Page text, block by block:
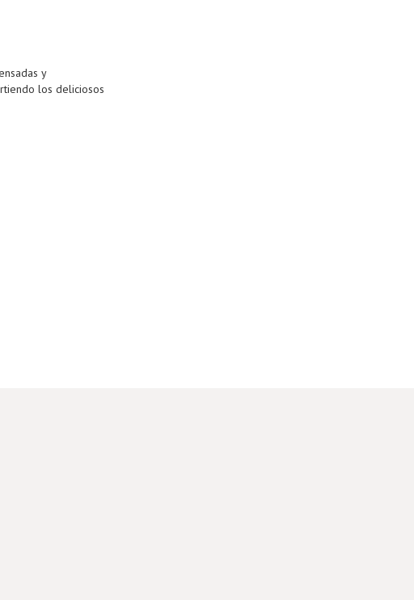
y
los deliciosos